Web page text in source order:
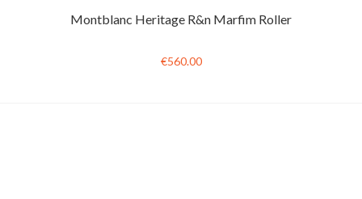
Montblanc Heritage R&n Marfim Roller
€560.00